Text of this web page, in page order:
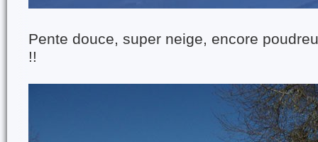
Pente douce, super neige, encore
!!